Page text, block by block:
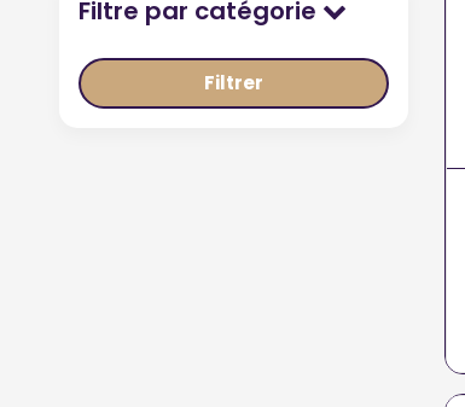
Filtre par catégorie
Filtrer